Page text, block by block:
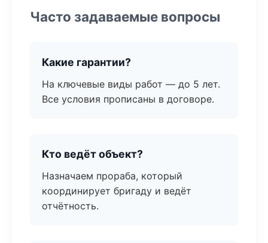
Часто задаваемые вопросы
Какие гарантии?
На ключевые виды работ — до 5 лет.
Все условия прописаны в договоре.
Кто ведёт объект?
Назначаем прораба, который
координирует бригаду и ведёт
отчётность.